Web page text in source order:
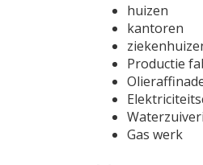
huizen
kantoren
Productie
Gas werk